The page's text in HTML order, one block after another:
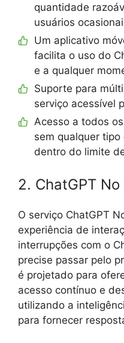
quantidade
usuários
Um aplicativo
facilita o uso do
e a qualquer
Suporte para
serviço acessível
Acesso a todos
sem qualquer
dentro do limite
2. ChatGPT
O serviço ChatGPT
experiência de
interrupções com o
precise passar pelo
é projetado para
acesso contínuo e
utilizando a
para fornecer